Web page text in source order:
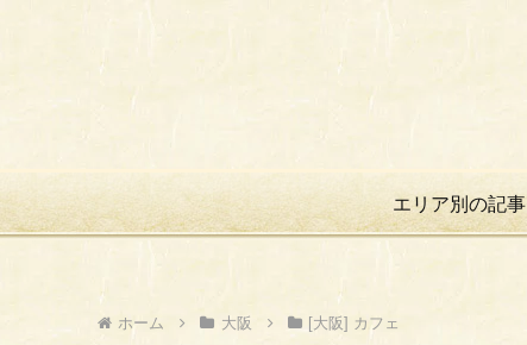
エリア別の記事
ホーム 大阪 [大阪] カフェ